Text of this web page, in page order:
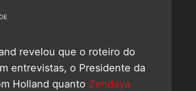
revelou que o roteiro do
entrevistas, o Presidente da
Holland quanto Zendaya